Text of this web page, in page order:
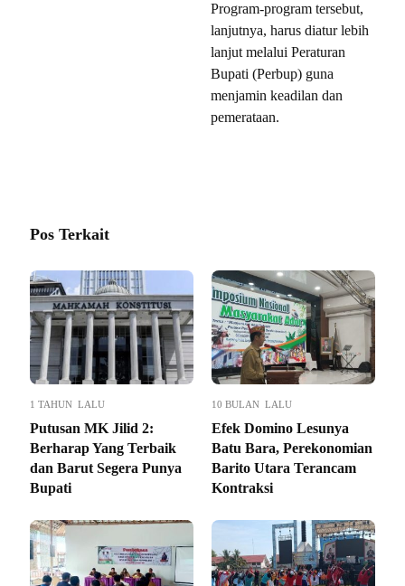
Program-program tersebut,
lanjutnya, harus diatur lebih
lanjut melalui Peraturan
Bupati (Perbup) guna
menjamin keadilan dan
pemerataan.
Pos Terkait
1 TAHUN LALU
Putusan MK Jilid 2:
Berharap Yang Terbaik
dan Barut Segera Punya
Bupati
10 BULAN LALU
Efek Domino Lesunya
Batu Bara, Perekonomian
Barito Utara Terancam
Kontraksi